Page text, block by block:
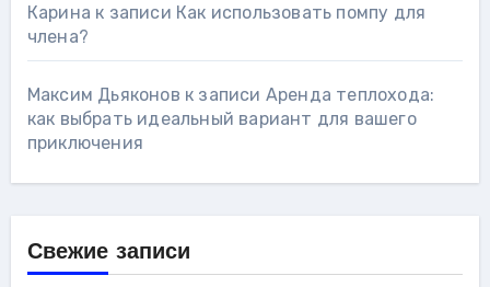
Карина к записи Как использовать помпу для
члена?
Максим Дьяконов к записи Аренда теплохода:
как выбрать идеальный вариант для вашего
приключения
Свежие записи